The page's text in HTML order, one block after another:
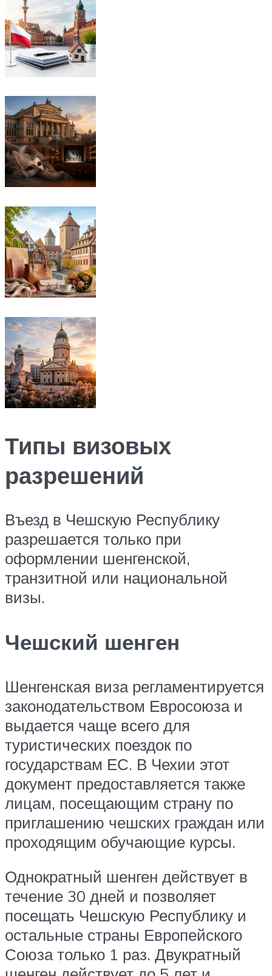
Типы визовых
разрешений
Въезд в Чешскую Республику
разрешается только при
оформлении шенгенской,
транзитной или национальной
визы.
Чешский шенген
Шенгенская виза регламентируется
законодательством Евросоюза и
выдается чаще всего для
туристических поездок по
государствам ЕС. В Чехии этот
документ предоставляется также
лицам, посещающим страну по
приглашению чешских граждан или
проходящим обучающие курсы.
Однократный шенген действует в
течение 30 дней и позволяет
посещать Чешскую Республику и
остальные страны Европейского
Союза только 1 раз. Двукратный